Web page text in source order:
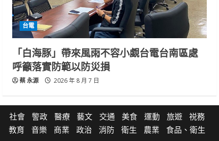
台電
「白海豚」帶來風雨不容小覷台電台南區處
呼籲落實防範以防災損
蔡 永源 2026 年 8 月 7 日
社會 警政 醫療 藝文 交通 美食 運動 旅遊
祱務
教育
音樂 商業 政治 消防 衛生 農業 食品、衛生